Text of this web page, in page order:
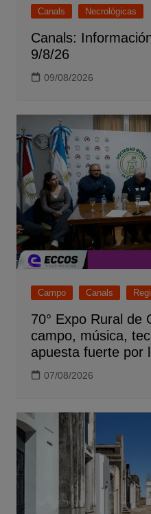
Canals Necrológicas
Canals:
9/8/26
09/08/2026
Campo Canals
70° Expo Rural de
campo, música,
apuesta fuerte por
07/08/2026